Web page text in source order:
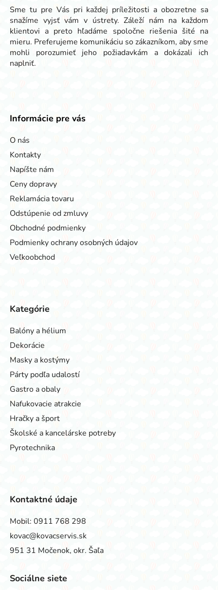
Sme tu pre Vás pri každej príležitosti a obozretne sa
snažíme vyjsť vám v ústrety. Záleží nám na každom
klientovi a preto hľadáme spoločne riešenia šité na
mieru. Preferujeme komunikáciu so zákazníkom, aby sme
mohli porozumieť jeho požiadavkám a dokázali ich
naplniť.
Informácie pre vás
O nás
Kontakty
Napíšte nám
Ceny dopravy
Reklamácia tovaru
Odstúpenie od zmluvy
Obchodné podmienky
Podmienky ochrany osobných údajov
Veľkoobchod
Kategórie
Balóny a hélium
Dekorácie
Masky a kostýmy
Párty podľa udalostí
Gastro a obaly
Nafukovacie atrakcie
Hračky a šport
Školské a kancelárske potreby
Pyrotechnika
Kontaktné údaje
Mobil: 0911 768 298
kovac@kovacservis.sk
951 31 Močenok, okr. Šaľa
Sociálne siete